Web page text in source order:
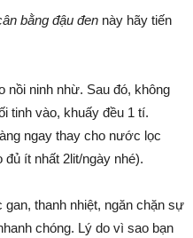
bằng đậu đen này hãy tiến
nồi ninh nhừ. Sau đó, không
tinh vào, khuấy đều 1 tí.
ngay thay cho nước lọc
ít nhất 2lit/ngày nhé).
thanh nhiệt, ngăn chặn sự
chóng. Lý do vì sao bạn